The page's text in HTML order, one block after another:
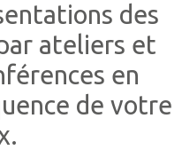
des
ateliers et
en
de votre